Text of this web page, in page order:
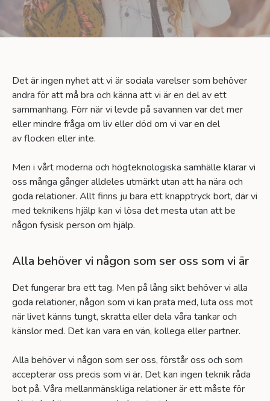
Det är ingen nyhet att vi är sociala varelser som behöver
andra för att må bra och känna att vi är en del av ett
sammanhang. Förr när vi levde på savannen var det mer
eller mindre fråga om liv eller död om vi var en del
av flocken eller inte.
Men i vårt moderna och högteknologiska samhälle klarar vi
oss många gånger alldeles utmärkt utan att ha nära och
goda relationer. Allt finns ju bara ett knapptryck bort, där vi
med teknikens hjälp kan vi lösa det mesta utan att be
någon fysisk person om hjälp.
Alla behöver vi någon som ser oss som vi är
Det fungerar bra ett tag. Men på lång sikt behöver vi alla
goda relationer, någon som vi kan prata med, luta oss mot
när livet känns tungt, skratta eller dela våra tankar och
känslor med. Det kan vara en vän, kollega eller partner.
Alla behöver vi någon som ser oss, förstår oss och som
accepterar oss precis som vi är. Det kan ingen teknik råda
bot på. Våra mellanmänskliga relationer är ett måste för